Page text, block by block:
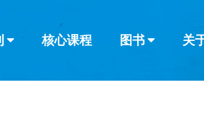
核心课程 图书 关
查看全部
查看全部